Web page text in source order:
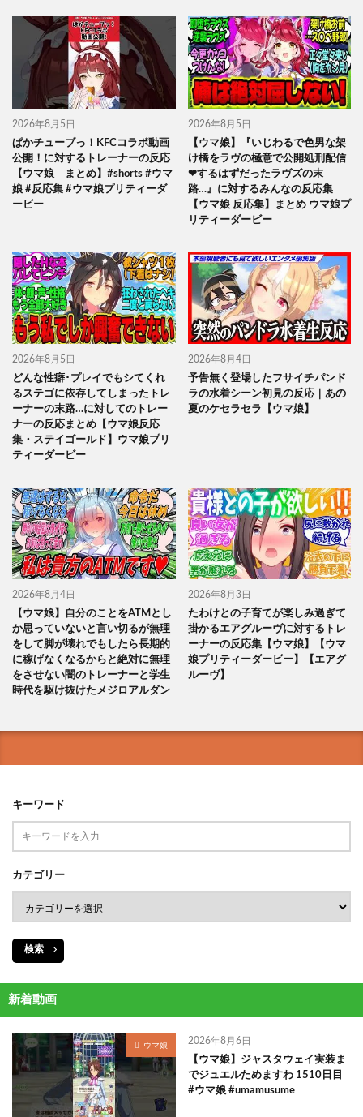
2026年8月5日
ぱかチューブっ！KFCコラボ動画
公開！に対するトレーナーの反応
【ウマ娘 まとめ】#shorts #ウマ
娘 #反応集 #ウマ娘プリティーダ
ービー
2026年8月5日
【ウマ娘】『いじわるで色男な架
け橋をラヴの極意で公開処刑配信
❤するはずだったラヴズの末
路…』に対するみんなの反応集
【ウマ娘 反応集】まとめ ウマ娘プ
リティーダービー
2026年8月5日
どんな性癖･プレイでもシてくれ
るステゴに依存してしまったトレ
ーナーの末路…に対してのトレー
ナーの反応まとめ【ウマ娘反応
集・ステイゴールド】ウマ娘プリ
ティーダービー
2026年8月4日
予告無く登場したフサイチパンド
ラの水着シーン初見の反応｜あの
夏のケセラセラ【ウマ娘】
2026年8月4日
【ウマ娘】自分のことをATMとし
か思っていないと言い切るが無理
をして脚が壊れでもしたら長期的
に稼げなくなるからと絶対に無理
をさせない闇のトレーナーと学生
時代を駆け抜けたメジロアルダン
2026年8月3日
たわけとの子育てが楽しみ過ぎて
掛かるエアグルーヴに対するトレ
ーナーの反応集【ウマ娘】【ウマ
娘プリティーダービー】【エアグ
ルーヴ】
キーワード
カテゴリー
検索
新着動画
ウマ娘 2026年8月6日
【ウマ娘】ジャスタウェイ実装ま
でジュエルためますわ 1510日目
#ウマ娘 #umamusume